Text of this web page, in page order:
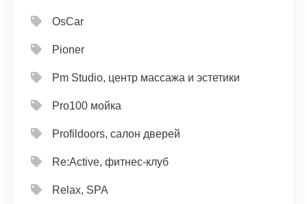
OsCar
Pioner
Pm Studio, центр массажа и эстетики
Pro100 мойка
Profildoors, салон дверей
Re:Active, фитнес-клуб
Relax, SPA